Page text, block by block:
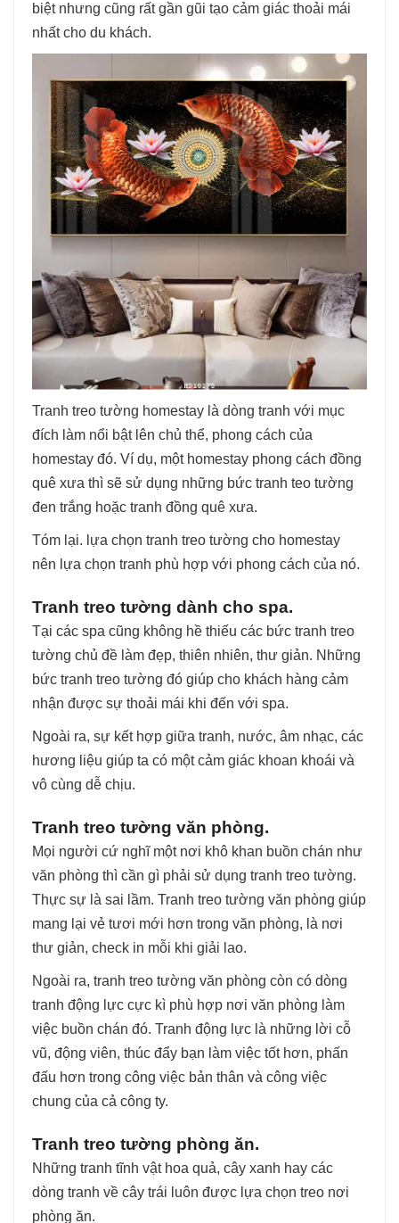
biệt nhưng cũng rất gần gũi tạo cảm giác thoải mái
nhất cho du khách.
Tranh treo tường homestay là dòng tranh với mục
đích làm nổi bật lên chủ thể, phong cách của
homestay đó. Ví dụ, một homestay phong cách đồng
quê xưa thì sẽ sử dụng những bức tranh teo tường
đen trắng hoặc tranh đồng quê xưa.
Tóm lại. lựa chọn tranh treo tường cho homestay
nên lựa chọn tranh phù hợp với phong cách của nó.
Tranh treo tường dành cho spa.
Tại các spa cũng không hề thiếu các bức tranh treo
tường chủ đề làm đẹp, thiên nhiên, thư giản. Những
bức tranh treo tường đó giúp cho khách hàng cảm
nhận được sự thoải mái khi đến với spa.
Ngoài ra, sự kết hợp giữa tranh, nước, âm nhạc, các
hương liệu giúp ta có một cảm giác khoan khoái và
vô cùng dễ chịu.
Tranh treo tường văn phòng.
Mọi người cứ nghĩ một nơi khô khan buồn chán như
văn phòng thì cần gì phải sử dụng tranh treo tường.
Thực sự là sai lầm. Tranh treo tường văn phòng giúp
mang lại vẻ tươi mới hơn trong văn phòng, là nơi
thư giản, check in mỗi khi giải lao.
Ngoài ra, tranh treo tường văn phòng còn có dòng
tranh động lực cực kì phù hợp nơi văn phòng làm
việc buồn chán đó. Tranh động lực là những lời cỗ
vũ, động viên, thúc đẩy bạn làm việc tốt hơn, phấn
đấu hơn trong công việc bản thân và công việc
chung của cả công ty.
Tranh treo tường phòng ăn.
Những tranh tĩnh vật hoa quả, cây xanh hay các
dòng tranh về cây trái luôn được lựa chọn treo nơi
phòng ăn.